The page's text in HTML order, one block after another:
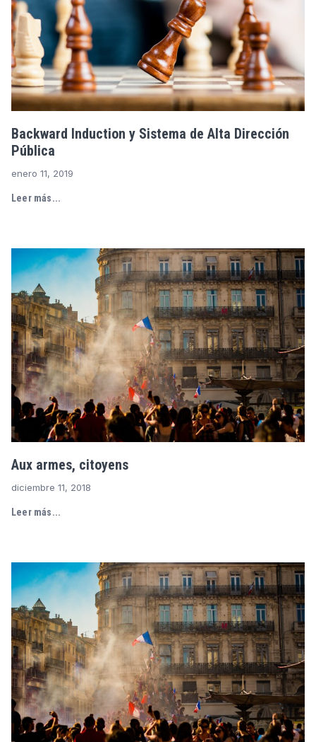
Backward Induction y Sistema de Alta Dirección
Pública
enero 11, 2019
Leer más...
Aux armes, citoyens
diciembre 11, 2018
Leer más...